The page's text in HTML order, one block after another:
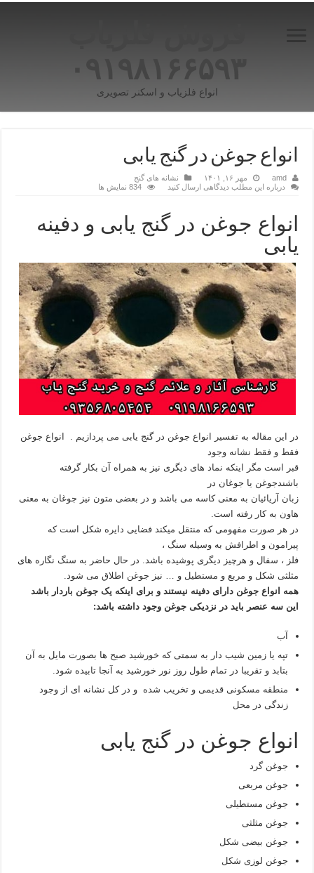
۰۹۱۹۸۱۶۶۵۹۳
انواع فلزیاب و اسکنر تصویری
انواع جوغن در گنج یابی
amd مهر ۱۶, ۱۴۰۱
نشانه های گنج
درباره این مطلب دیدگاهی ارسال کنید
834 نمایش ها
انواع جوغن در گنج یابی و دفینه
یابی
در این مقاله به تفسیر انواع جوغن در گنج یابی می پردازیم . انواع جوغن
فقط و فقط نشانه وجود
قبر است مگر اینکه نماد های دیگری نیز به همراه آن بکار گرفته
باشندجوغن یا جوغان در
زبان آریائیان به معنی کاسه می باشد و در بعضی متون نیز جوغان به معنی
هاون به کار رفته است.
در هر صورت مفهومی که منتقل میکند فضایی دایره شکل است که
پیرامون و اطرافش به وسیله سنگ ،
فلز ، سفال و هرچیز دیگری پوشیده باشد. در حال حاضر به سنگ نگاره های
مثلثی شکل و مربع و مستطیل و … نیز جوغن اطلاق می شود.
همه انواع جوغن دارای دفینه نیستند و برای اینکه یک جوغن باردار باشد
این سه عنصر باید در نزدیکی جوغن وجود داشته باشد:
آب
تپه یا زمین شیب دار به سمتی که خورشید صبح ها بصورت مایل به آن
بتابد و تقریبا در تمام طول روز نور خورشید به آنجا تابیده شود.
منطقه مسکونی قدیمی و تخریب شده و در کل نشانه ای از وجود
زندگی در محل
انواع جوغن در گنج یابی
جوغن گرد
جوغن مربعی
جوغن مستطیلی
جوغن مثلثی
جوغن بیضی شکل
جوغن لوزی شکل